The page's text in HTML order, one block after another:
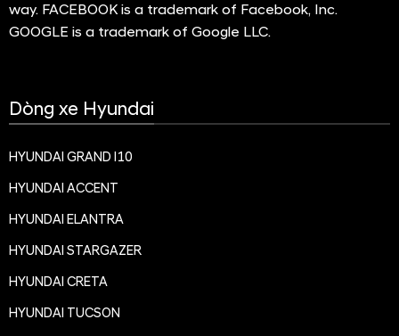
way. FACEBOOK is a trademark of Facebook, Inc.
GOOGLE is a trademark of Google LLC.
Dòng xe Hyundai
HYUNDAI GRAND I10
HYUNDAI ACCENT
HYUNDAI ELANTRA
HYUNDAI STARGAZER
HYUNDAI CRETA
HYUNDAI TUCSON